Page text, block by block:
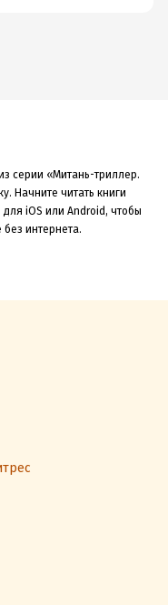
серии «Митань-триллер.
Начните читать книги
iOS или Android, чтобы
интернета.